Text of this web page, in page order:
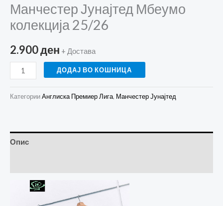
Манчестер Јунајтед Мбеумо
колекција 25/26
2.900ден + Достава
ДОДАЈ ВО КОШНИЦА
КатегорииАнглиска Премиер Лига, Манчестер Јунајтед
Опис